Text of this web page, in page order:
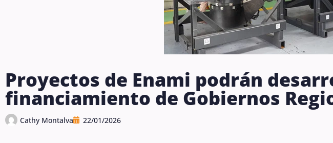
Proyectos de Enami podrán
financiamiento de Gobiernos
Cathy Montalva 22/01/2026